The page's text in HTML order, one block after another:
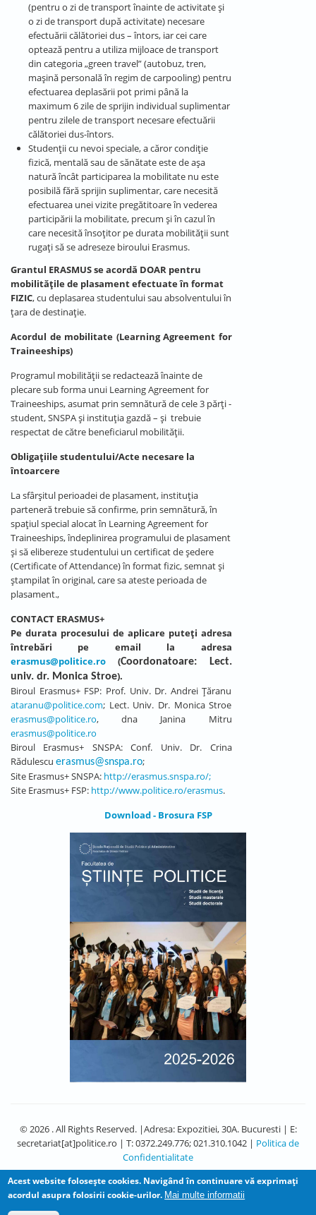
(pentru o zi de transport înainte de activitate și
o zi de transport după activitate) necesare
efectuării călătoriei dus – întors, iar cei care
optează pentru a utiliza mijloace de transport
din categoria „green travel” (autobuz, tren,
mașină personală în regim de carpooling) pentru
efectuarea deplasării pot primi până la
maximum 6 zile de sprijin individual suplimentar
pentru zilele de transport necesare efectuării
călătoriei dus-întors.
Studenţii cu nevoi speciale, a căror condiție
fizică, mentală sau de sănătate este de așa
natură încât participarea la mobilitate nu este
posibilă fără sprijin suplimentar, care necesită
efectuarea unei vizite pregătitoare în vederea
participării la mobilitate, precum și în cazul în
care necesită însoțitor pe durata mobilității sunt
rugați să se adreseze biroului Erasmus.
Grantul ERASMUS se acordă DOAR pentru
mobilitățile de plasament efectuate în format
FIZIC, cu deplasarea studentului sau absolventului în
țara de destinație.
Acordul de mobilitate (Learning Agreement for
Traineeships)
Programul mobilității se redactează înainte de
plecare sub forma unui Learning Agreement for
Traineeships, asumat prin semnătură de cele 3 părţi -
student, SNSPA şi instituţia gazdă – și trebuie
respectat de către beneficiarul mobilităţii.
Obligaţiile studentului/Acte necesare la
întoarcere
La sfârşitul perioadei de plasament, instituția
parteneră trebuie să confirme, prin semnătură, în
spaţiul special alocat în Learning Agreement for
Traineeships, îndeplinirea programului de plasament
și să elibereze studentului un certificat de ședere
(Certificate of Attendance) în format fizic, semnat și
ștampilat în original, care sa ateste perioada de
plasament.,
CONTACT ERASMUS+
Pe durata procesului de aplicare puteți adresa
întrebări pe email la adresa
erasmus@politice.ro (Coordonatoare: Lect.
univ. dr. Monica Stroe).
Biroul Erasmus+ FSP: Prof. Univ. Dr. Andrei Țăranu
ataranu@politice.com; Lect. Univ. Dr. Monica Stroe
erasmus@politice.ro, dna Janina Mitru
erasmus@politice.ro
Biroul Erasmus+ SNSPA: Conf. Univ. Dr. Crina
Rădulescu erasmus@snspa.ro;
Site Erasmus+ SNSPA: http://erasmus.snspa.ro/;
Site Erasmus+ FSP: http://www.politice.ro/erasmus.
Download - Brosura FSP
© 2026 . All Rights Reserved. |Adresa: Expozitiei, 30A. Bucuresti | E:
secretariat[at]politice.ro | T: 0372.249.776; 021.310.1042 | Politica de
Confidentialitate
Acest website foloseşte cookies. Navigând în continuare vă exprimaţi
acordul asupra folosirii cookie-urilor. Mai multe informatii